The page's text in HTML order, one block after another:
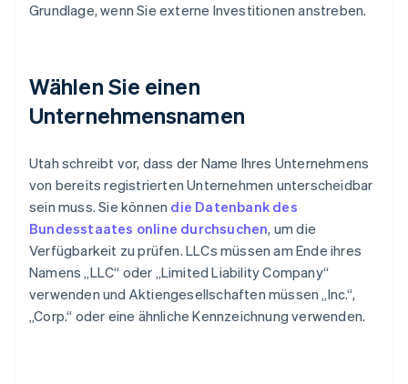
Grundlage, wenn Sie externe Investitionen anstreben.
Wählen Sie einen
Unternehmensnamen
Utah schreibt vor, dass der Name Ihres Unternehmens
von bereits registrierten Unternehmen unterscheidbar
sein muss. Sie können die Datenbank des
Bundesstaates online durchsuchen, um die
Verfügbarkeit zu prüfen. LLCs müssen am Ende ihres
Namens „LLC“ oder „Limited Liability Company“
verwenden und Aktiengesellschaften müssen „Inc.“,
„Corp.“ oder eine ähnliche Kennzeichnung verwenden.